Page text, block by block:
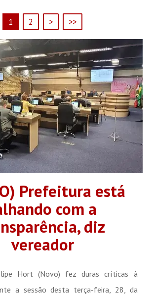
1 2 > >>
Prefeitura está
com a
diz
vereador
Hort (Novo) fez duras críticas à
a sessão desta terça-feira, 28, da